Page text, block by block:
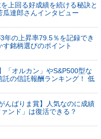
上回る好成績を続ける秘訣と
達郎さんインタビュー
年の上昇率79.5％を記録でき
銘柄選びのポイント
「オルカン」やS&P500型な
託の信託報酬ランキング！ 低
んばりま賞】人気なのに成績
ンド」は復活できる？